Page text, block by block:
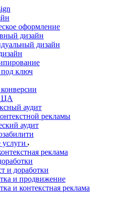
оформление
дизайн
дизайн
ключ
ЦА
аудит
рекламы
аудит
реклама
и доработки
и продвижение
и контекстная реклама